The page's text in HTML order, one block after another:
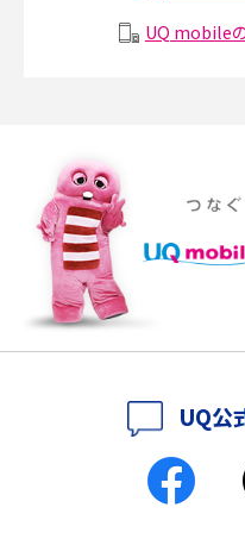
メッシュWi-Fiとは？仕組みやメ
ポケット型Wi-Fiをレンタルする
徴も紹介
持ち運びできるポケット型Wi-Fi
ットも紹介
ポケット型Wi-Fiはクレカなしで
ポケット型Wi-Fiとは？通信の仕
工事不要！置くだけWi-Fiの特徴
UQ mobile
UQ公